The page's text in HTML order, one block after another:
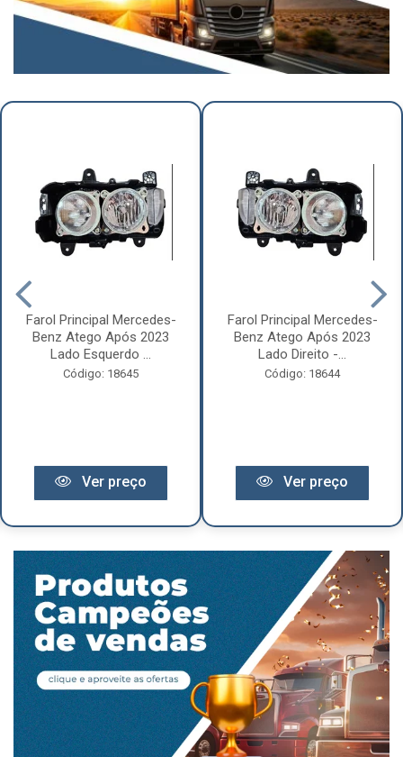
Farol Principal Mercedes-
Benz Atego Após 2023
Lado Esquerdo ...
Código: 18645
Ver preço
Farol Principal Mercedes-
Benz Atego Após 2023
Lado Direito -...
Código: 18644
Ver preço